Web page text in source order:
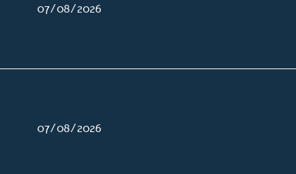
07/08/2026
07/08/2026